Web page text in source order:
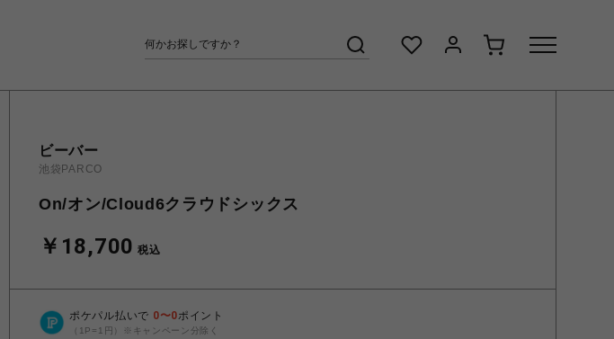
ビーバー
池袋PARCO
On/オン/Cloud6クラウドシックス
￥18,700 税込
ポケパル払いで 0〜0ポイント
（1P=1円）※キャンペーン分除く